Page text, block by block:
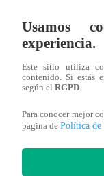
Fiesta latina:
cumplieron los
Usamos
experiencia.
Este sitio utiliza
contenido. Si estás
según el RGPD
Para conocer mejor
pagina de Política de